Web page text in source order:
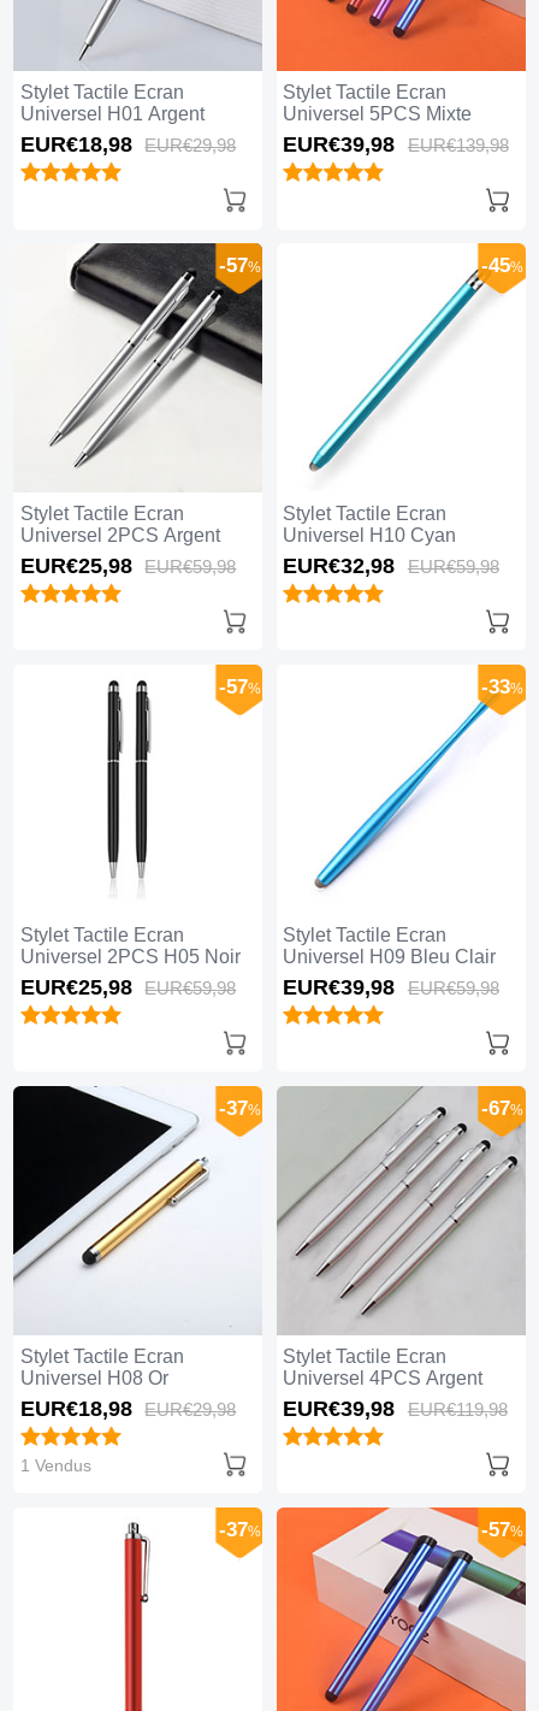
Stylet Tactile Ecran
Universel H01 Argent
EUR€18,98 EUR€29,98
Stylet Tactile Ecran
Universel 5PCS Mixte
EUR€39,98 EUR€139,98
Stylet Tactile Ecran
Universel 2PCS Argent
-57%
EUR€25,98 EUR€59,98
Stylet Tactile Ecran
Universel H10 Cyan
-45%
EUR€32,98 EUR€59,98
Stylet Tactile Ecran
Universel 2PCS H05 Noir
-57%
EUR€25,98 EUR€59,98
Stylet Tactile Ecran
Universel H09 Bleu Clair
-33%
EUR€39,98 EUR€59,98
Stylet Tactile Ecran
Universel H08 Or
-37%
EUR€18,98 EUR€29,98
1 Vendus
Stylet Tactile Ecran
Universel 4PCS Argent
-67%
EUR€39,98 EUR€119,98
-37% -57%